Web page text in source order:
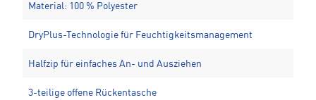
Material: 100 % Polyester
DryPlus-Technologie für Feuchtigkeitsmanagement
Halfzip für einfaches An- und Ausziehen
3-teilige offene Rückentasche